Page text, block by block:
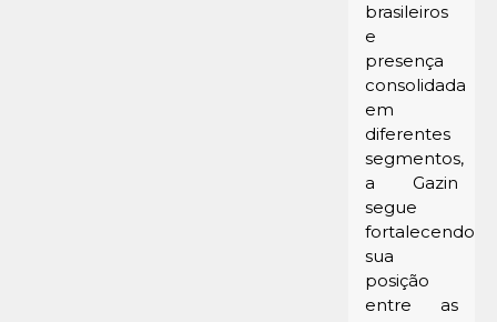
brasileiros
e
presença
consolidada
em
diferentes
segmentos,
a Gazin
segue
fortalecendo
sua
posição
entre as